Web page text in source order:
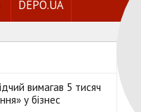
DEPO.UA